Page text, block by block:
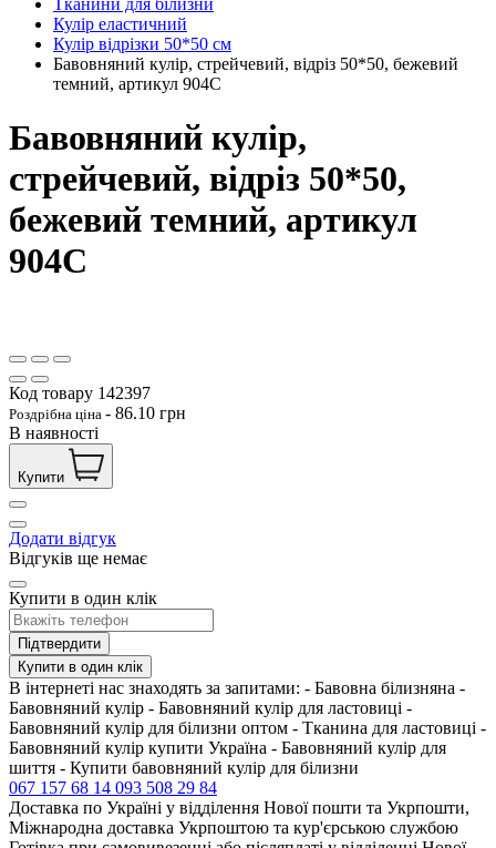
Кулір еластичний
Кулір відрізки 50*50 см
Бавовняний кулір, стрейчевий, відріз 50*50, бежевий
темний, артикул 904С
Бавовняний кулір,
стрейчевий, відріз 50*50,
бежевий темний, артикул
904С
Код товару 142397
Роздрібна ціна - 86.10 грн
В наявності
Купити
Додати відгук
Відгуків ще немає
Купити в один клік
Підтвердити
Купити в один клік
В інтернеті нас знаходять за запитами: - Бавовна білизняна -
Бавовняний кулір - Бавовняний кулір для ластовиці -
Бавовняний кулір для білизни оптом - Тканина для ластовиці -
Бавовняний кулір купити Україна - Бавовняний кулір для
шиття - Купити бавовняний кулір для білизни
067 157 68 14 093 508 29 84
Доставка по Україні у відділення Нової пошти та Укрпошти,
Міжнародна доставка Укрпоштою та кур'єрською службою